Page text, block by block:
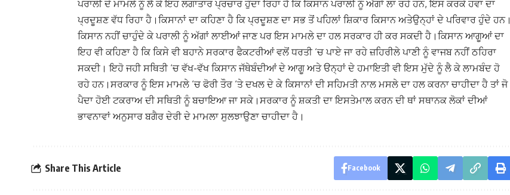
ਪਰਾਲੀ ਦੇ ਮਾਮਲੇ ਨੂੰ ਲੈ ਕੇ ਇਹ ਲਗਾਤਾਰ ਪ੍ਰਚਾਰ ਹੁੰਦਾ ਰਿਹਾ ਹੈ ਕਿ ਕਿਸਾਨ ਪਰਾਲੀ ਨੂੰ ਅੱਗਾਂ ਲਾ ਰਹੇ ਹਨ, ਇਸ ਕਰਕੇ ਹਵਾ ਦਾ
ਪ੍ਰਦੂਸ਼ਣ ਵੱਧ ਰਿਹਾ ਹੈ।ਕਿਸਾਨਾਂ ਦਾ ਕਹਿਣਾ ਹੈ ਕਿ ਪ੍ਰਦੂਸ਼ਣ ਦਾ ਸਭ ਤੋਂ ਪਹਿਲਾਂ ਸ਼ਿਕਾਰ ਕਿਸਾਨ ਅਤੇਉਨ੍ਹਾਂ ਦੇ ਪਰਿਵਾਰ ਹੁੰਦੇ ਹਨ।
ਕਿਸਾਨ ਨਹੀਂ ਚਾਹੁੰਦੇ ਕੇ ਪਰਾਲੀ ਨੂੰ ਅੱਗਾਂ ਲਾਈਆਂ ਜਾਣ ਪਰ ਇਸ ਮਾਮਲੇ ਦਾ ਹਲ ਸਰਕਾਰ ਹੀ ਕਰ ਸਕਦੀ ਹੈ।ਕਿਸਾਨ ਆਗੂਆਂ ਦਾ
ਇਹ ਵੀ ਕਹਿਣਾ ਹੈ ਕਿ ਕਿਸੇ ਵੀ ਬਹਾਨੇ ਸਰਕਾਰ ਫੈਕਟਰੀਆਂ ਵਲੋਂ ਧਰਤੀ ‘ਚ ਪਾਏ ਜਾ ਰਹੇ ਜ਼ਹਿਰੀਲੇ ਪਾਣੀ ਨੂੰ ਵਾਜਬ ਨਹੀਂ ਠਹਿਰਾ
ਸਕਦੀ। ਇਹੋ ਜਹੀ ਸਥਿਤੀ ‘ਚ ਵੱਖ-ਵੱਖ ਕਿਸਾਨ ਜੱਥੇਬੰਦੀਆਂ ਦੇ ਆਗੂ ਅਤੇ ੳਨ੍ਹਾਂ ਦੇ ਹਮਾਇਤੀ ਵੀ ਇਸ ਮੁੱਦੇ ਨੂੰ ਲੈ ਕੇ ਲਾਮਬੰਦ ਹੋ
ਰਹੇ ਹਨ।ਸਰਕਾਰ ਨੂੰ ਇਸ ਮਾਮਲੇ ‘ਚ ਫੋਰੀ ਤੌਰ ‘ਤੇ ਦਖਲ ਦੇ ਕੇ ਕਿਸਾਨਾਂ ਦੀ ਸਹਿਮਤੀ ਨਾਲ ਮਸਲੇ ਦਾ ਹਲ ਕਰਨਾ ਚਾਹੀਦਾ ਹੈ ਤਾਂ ਜੋ
ਪੈਦਾ ਹੋਈ ਟਕਰਾਅ ਦੀ ਸਥਿਤੀ ਨੂੰ ਬਚਾਇਆ ਜਾ ਸਕੇ।ਸਰਕਾਰ ਨੂੰ ਸ਼ਕਤੀ ਦਾ ਇਸਤੇਮਾਲ ਕਰਨ ਦੀ ਥਾਂ ਸਥਾਨਕ ਲੋਕਾਂ ਦੀਆਂ
ਭਾਵਨਾਵਾਂ ਅਨੁਸਾਰ ਬਗੈਰ ਦੇਰੀ ਦੇ ਮਾਮਲਾ ਸੁਲਝਾਉਣਾ ਚਾਹੀਦਾ ਹੈ।
Share This Article Facebook